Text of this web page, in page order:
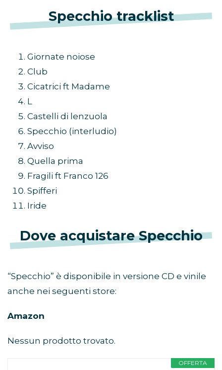
Specchio tracklist
Giornate noiose
Club
Cicatrici ft Madame
L
Castelli di lenzuola
Specchio (interludio)
Avviso
Quella prima
Fragili ft Franco 126
Spifferi
Iride
Dove acquistare Specchio
“Specchio” è disponibile in versione CD e vinile
anche nei seguenti store:
Amazon
Nessun prodotto trovato.
OFFERTA